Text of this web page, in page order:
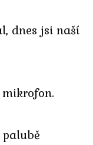
dnes jsi naší